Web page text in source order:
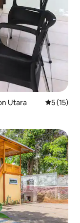
Utara Note
5 (15)